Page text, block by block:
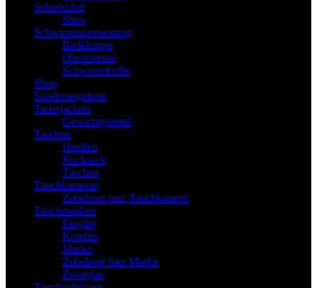
Schnorchel
Shop
Schwimmausruestung
Badekappe
Ohrstoepsel
Schwimmbrille
Shop
Sonderangebote
Tarierjackets
Gewichtguertel
Taschen
Huellen
Rucksack
Taschen
Tauchkameras
Zubehoer fuer Tauchkamera
Tauchmasken
Einglas
Kombis
Maske
Zubehoer fuer Maske
Zweiglas